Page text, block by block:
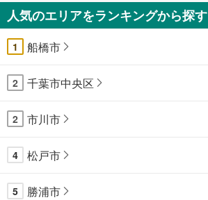
人気のエリアをランキングから探す
1 船橋市
2 千葉市中央区
2 市川市
4 松戸市
5 勝浦市